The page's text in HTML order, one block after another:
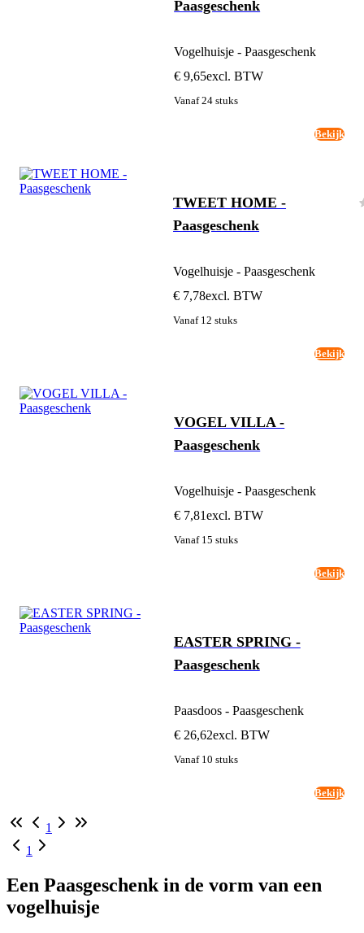
Paasgeschenk
Vogelhuisje - Paasgeschenk
€ 9,65excl. BTW
Vanaf 24 stuks
Bekijk
TWEET HOME -
Paasgeschenk
Vogelhuisje - Paasgeschenk
€ 7,78excl. BTW
Vanaf 12 stuks
Bekijk
VOGEL VILLA -
Paasgeschenk
Vogelhuisje - Paasgeschenk
€ 7,81excl. BTW
Vanaf 15 stuks
Bekijk
EASTER SPRING -
Paasgeschenk
Paasdoos - Paasgeschenk
€ 26,62excl. BTW
Vanaf 10 stuks
Bekijk
1
1
Een Paasgeschenk in de vorm van een
vogelhuisje